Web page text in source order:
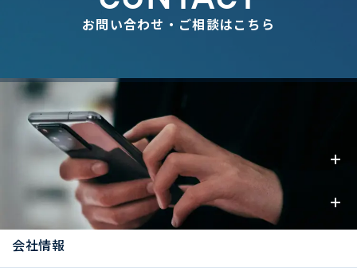
お問い合わせ・ご相談はこちら
事業内容
お知らせ
会社情報